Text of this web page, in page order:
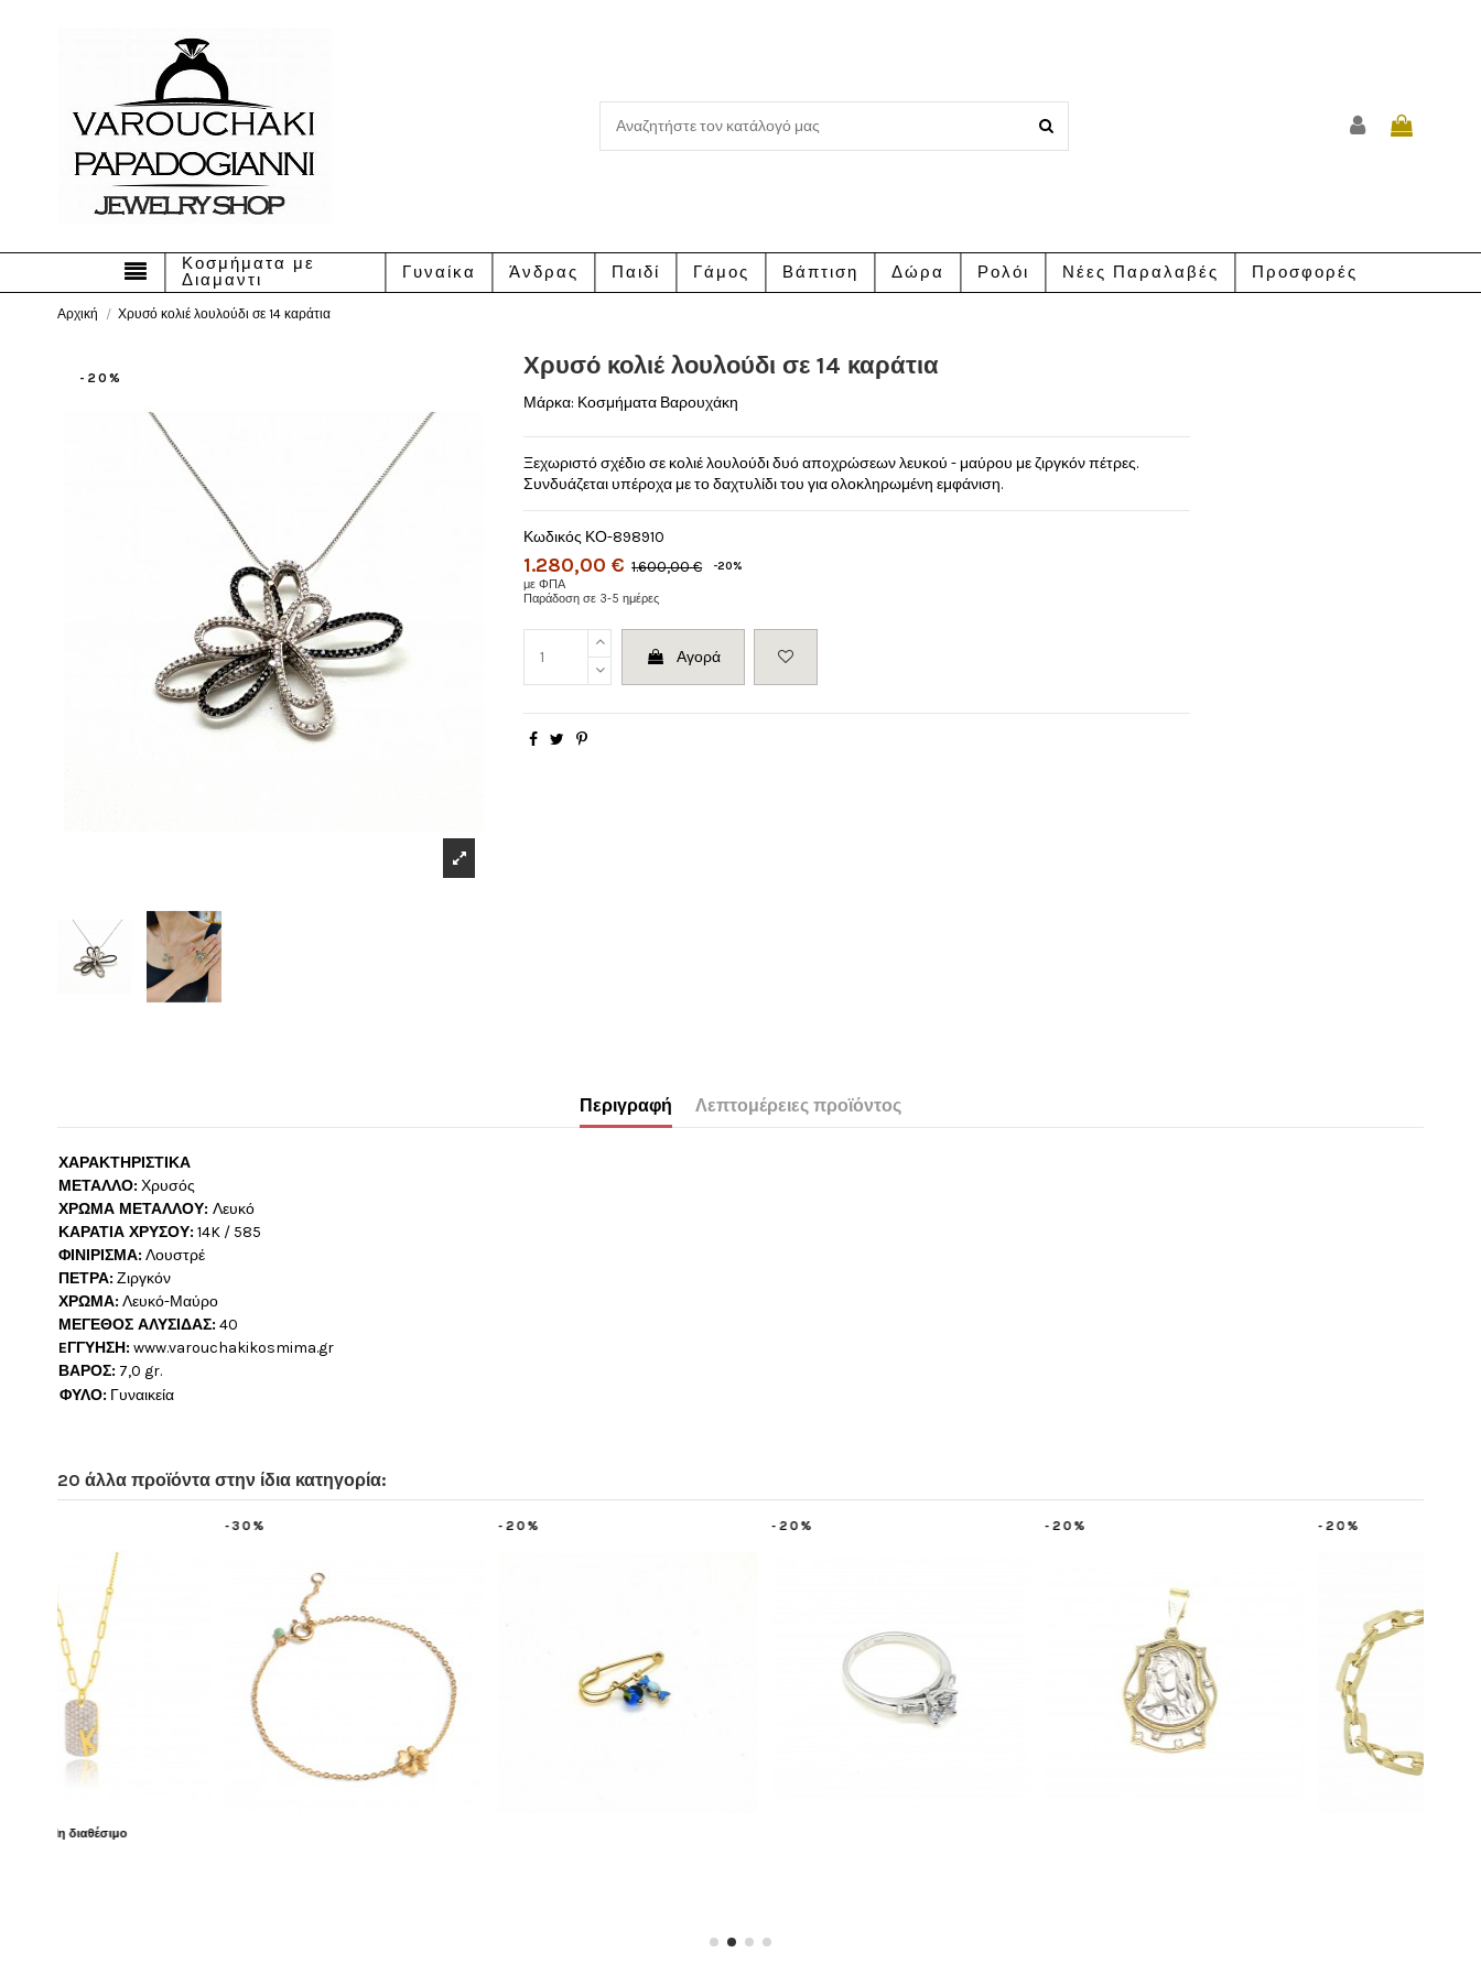
Κοσμήματα με
Διαμαντι
Γυναίκα Άνδρας Παιδί Γάμος Βάπτιση Δώρα Ρολόι Νέες Παραλαβές Προσφορές
Αρχική Χρυσό κολιέ λουλούδι σε 14 καράτια
-20% Χρυσό κολιέ λουλούδι σε 14 καράτια
Μάρκα: Κοσμήματα Βαρουχάκη
Ξεχωριστό σχέδιο σε κολιέ λουλούδι δυό αποχρώσεων λευκού - μαύρου με ζιργκόν πέτρες.
Συνδυάζεται υπέροχα με το δαχτυλίδι του για ολοκληρωμένη εμφάνιση.
Κωδικός ΚΟ-898910
1.280,00 € 1.600,00 €
-20%
με ΦΠΑ
Παράδοση σε 3-5 ημέρες
Αγορά
Περιγραφή Λεπτομέρειες προϊόντος
ΧΑΡΑΚΤΗΡΙΣΤΙΚΑ
ΜΕΤΑΛΛΟ: Χρυσός
ΧΡΩΜΑ ΜΕΤΑΛΛΟΥ: Λευκό
ΚΑΡΑΤΙΑ ΧΡΥΣΟΥ: 14K / 585
ΦΙΝΙΡΙΣΜΑ: Λουστρέ
ΠΕΤΡΑ: Ζιργκόν
ΧΡΩΜΑ: Λευκό-Μαύρο
ΜΕΓΕΘΟΣ ΑΛΥΣΙΔΑΣ: 40
EΓΓΥΗΣΗ: www.varouchakikosmima.gr
ΒΑΡΟΣ: 7,0 gr.
ΦΥΛΟ: Γυναικεία
20 άλλα προϊόντα στην ίδια κατηγορία: